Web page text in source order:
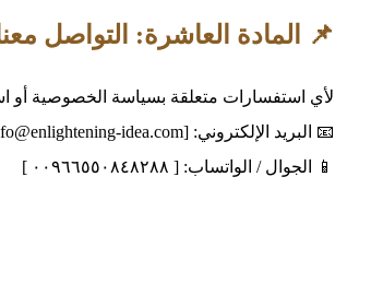
📌 المادة العاشرة: التواصل
لأي استفسارات متعلقة بسياسة الخصوصية أو
📧 البريد الإلكتروني: [info@enlightening-idea.com]
📱 الجوال / الواتساب: [ ٠٠٩٦٦٥٥٠٨٤٨٢٨٨ ]